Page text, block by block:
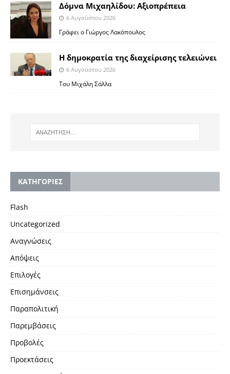
Δόμνα Μιχαηλίδου: Αξιοπρέπεια
6 Αυγούστου 2026
Γράφει ο Γιώργος Λακόπουλος
Η δημοκρατία της διαχείρισης τελειώνει
6 Αυγούστου 2026
Του Μιχάλη Σάλλα
KΑΤΗΓΟΡΙΕΣ
Flash
Uncategorized
Αναγνώσεις
Απόψεις
Επιλογές
Επισημάνσεις
Παραπολιτική
Παρεμβάσεις
Προβολές
Προεκτάσεις